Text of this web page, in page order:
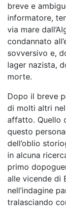
breve e
informatore,
via mare
condannato
sovversivo e,
lager nazista,
morte.
Dopo il breve
di molti altri
affatto. Quello
questo
dell’oblio
in alcuna
primo
alle vicende di
nell’indagine
tralasciando